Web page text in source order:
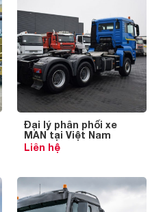
Đại lý phân phối xe
MAN tại Việt Nam
Liên hệ